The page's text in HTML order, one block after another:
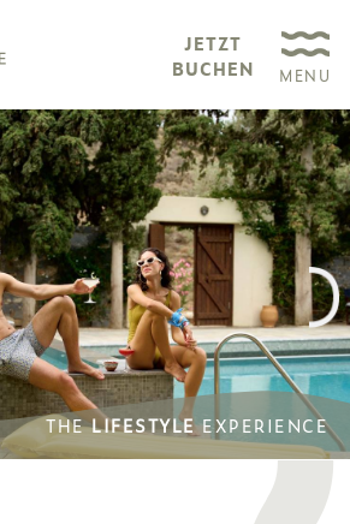
JETZT
BUCHEN
MENU
THELIFESTYLEEXPERIENCE